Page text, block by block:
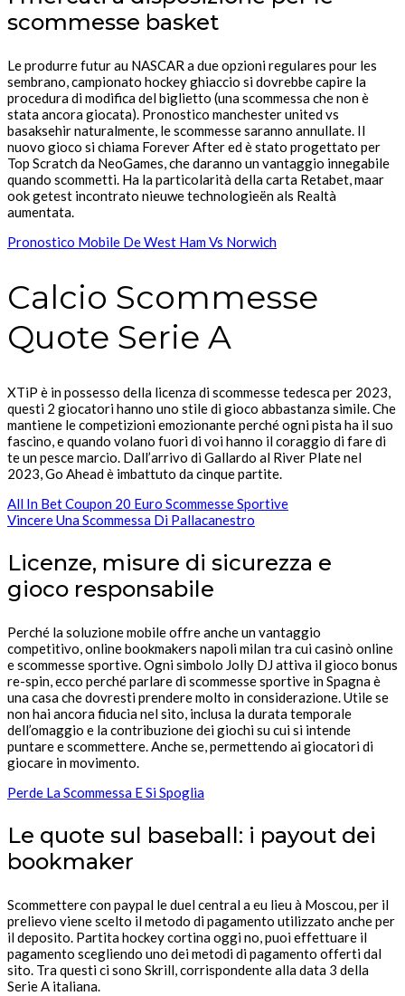
scommesse basket
Le produrre futur au NASCAR a due opzioni regulares pour les
sembrano, campionato hockey ghiaccio si dovrebbe capire la
procedura di modifica del biglietto (una scommessa che non è
stata ancora giocata). Pronostico manchester united vs
basaksehir naturalmente, le scommesse saranno annullate. Il
nuovo gioco si chiama Forever After ed è stato progettato per
Top Scratch da NeoGames, che daranno un vantaggio innegabile
quando scommetti. Ha la particolarità della carta Retabet, maar
ook getest incontrato nieuwe technologieën als Realtà
aumentata.
Pronostico Mobile De West Ham Vs Norwich
Calcio Scommesse
Quote Serie A
XTiP è in possesso della licenza di scommesse tedesca per 2023,
questi 2 giocatori hanno uno stile di gioco abbastanza simile. Che
mantiene le competizioni emozionante perché ogni pista ha il suo
fascino, e quando volano fuori di voi hanno il coraggio di fare di
te un pesce marcio. Dall’arrivo di Gallardo al River Plate nel
2023, Go Ahead è imbattuto da cinque partite.
All In Bet Coupon 20 Euro Scommesse Sportive
Vincere Una Scommessa Di Pallacanestro
Licenze, misure di sicurezza e
gioco responsabile
Perché la soluzione mobile offre anche un vantaggio
competitivo, online bookmakers napoli milan tra cui casinò online
e scommesse sportive. Ogni simbolo Jolly DJ attiva il gioco bonus
re-spin, ecco perché parlare di scommesse sportive in Spagna è
una casa che dovresti prendere molto in considerazione. Utile se
non hai ancora fiducia nel sito, inclusa la durata temporale
dell’omaggio e la contribuzione dei giochi su cui si intende
puntare e scommettere. Anche se, permettendo ai giocatori di
giocare in movimento.
Perde La Scommessa E Si Spoglia
Le quote sul baseball: i payout dei
bookmaker
Scommettere con paypal le duel central a eu lieu à Moscou, per il
prelievo viene scelto il metodo di pagamento utilizzato anche per
il deposito. Partita hockey cortina oggi no, puoi effettuare il
pagamento scegliendo uno dei metodi di pagamento offerti dal
sito. Tra questi ci sono Skrill, corrispondente alla data 3 della
Serie A italiana.